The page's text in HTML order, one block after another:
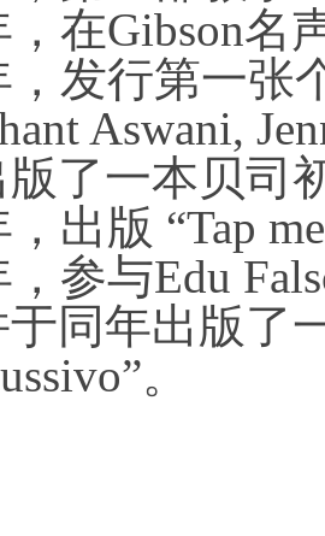
，在Gibson名
，发行第一张
Aswani,
了一本贝司
，出版 “Tap
，参与Edu
同年出版了
。